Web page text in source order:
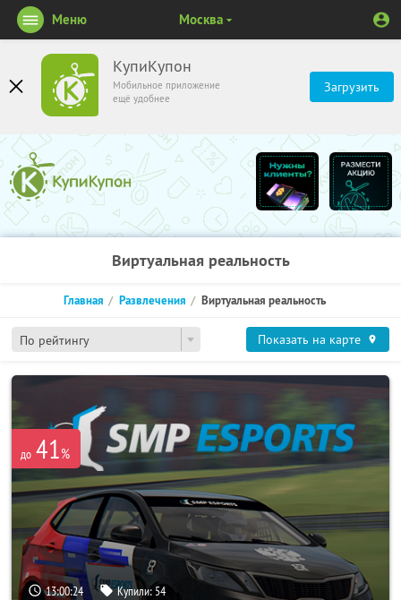
КупиКупон
Мобильное приложение
ещё удобнее
Загрузить
Меню Москва
Виртуальная реальность
По рейтингу
Главная Развлечения Виртуальная реальность
Показать на карте
до 41%
13:00:23 Купили: 54